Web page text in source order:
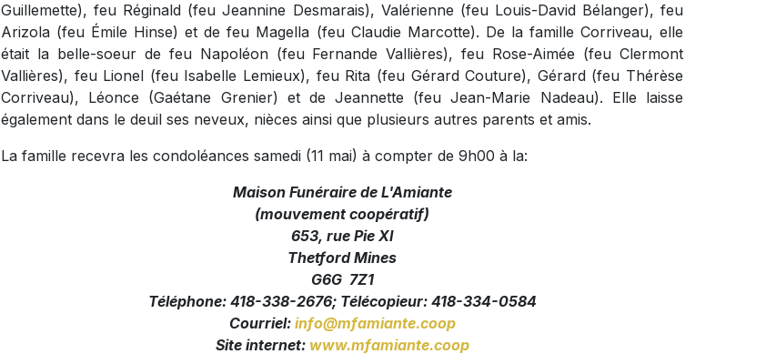
Guillemette), feu Réginald (feu Jeannine Desmarais), Valérienne (feu Louis-David Bélanger), feu
Arizola (feu Émile Hinse) et de feu Magella (feu Claudie Marcotte). De la famille Corriveau, elle
était la belle-soeur de feu Napoléon (feu Fernande Vallières), feu Rose-Aimée (feu Clermont
Vallières), feu Lionel (feu Isabelle Lemieux), feu Rita (feu Gérard Couture), Gérard (feu Thérèse
Corriveau), Léonce (Gaétane Grenier) et de Jeannette (feu Jean-Marie Nadeau). Elle laisse
également dans le deuil ses neveux, nièces ainsi que plusieurs autres parents et amis.
La famille recevra les condoléances samedi (11 mai) à compter de 9h00 à la:
Maison Funéraire de L'Amiante
(mouvement coopératif)
653, rue Pie XI
Thetford Mines
G6G 7Z1
Téléphone: 418-338-2676; Télécopieur: 418-334-0584
Courriel: info@mfamiante.coop
Site internet: www.mfamiante.coop